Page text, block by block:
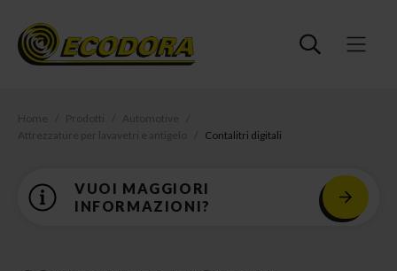
Home Prodotti
Automotive
Attrezzature per lavavetri e antigelo
Contalitri digitali
VUOI MAGGIORI
INFORMAZIONI?